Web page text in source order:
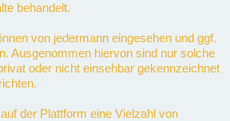
behandelt.
von jedermann eingesehen und ggf.
Ausgenommen hiervon sind nur solche
oder nicht einsehbar gekennzeichnet
der Plattform eine Vielzahl von